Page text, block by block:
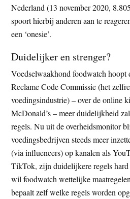
Nederland (13 november 2020,
spoort hierbij anderen aan te
een ‘onesie’.
Duidelijker en strenger?
Voedselwaakhond foodwatch hoopt
Reclame Code Commissie (het
voedingsindustrie) – over de online
McDonald’s – meer duidelijkheid
regels. Nu uit de overheidsmonitor
voedingsbedrijven steeds meer
(via influencers) op kanalen als
TikTok, zijn duidelijkere regels
wil foodwatch wettelijke
bepaalt zelf welke regels worden